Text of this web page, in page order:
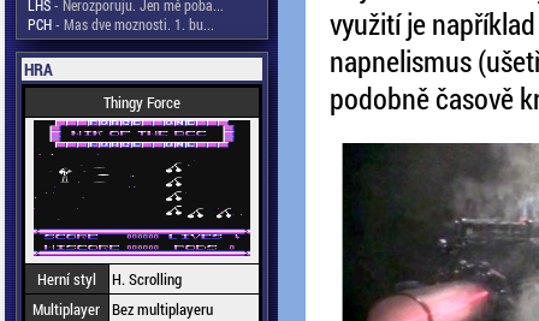
LHS- Nerozporuju. Jen mě poba...
PCH- Mas dve moznosti. 1. bu...
HRA
Thingy Force
Herní styl
H. Scrolling
Multiplayer Bez multiplayeru
využití je
napnelismus
podobně časově